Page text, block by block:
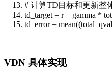
# 计算TD目标和更新整
td_target = r + gamma *
td_error =
VDN 具体实现